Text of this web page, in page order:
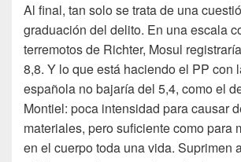
Al final, tan solo se trata de una
graduación del delito. En una escala
terremotos de Richter, Mosul
8,8. Y lo que está haciendo el PP con
española no bajaría del 5,4, como el
Montiel: poca intensidad para causar
materiales, pero suficiente como para
en el cuerpo toda una vida. Suprimen